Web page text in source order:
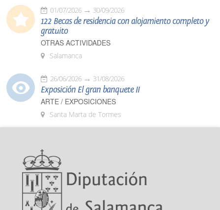
01/07/2026 30/09/2026
122 Becas de residencia con alojamiento completo y
gratuito
OTRAS ACTIVIDADES
Salamanca
26/06/2026 31/08/2026
Exposición El gran banquete II
ARTE / EXPOSICIONES
Santa Marta de Tormes